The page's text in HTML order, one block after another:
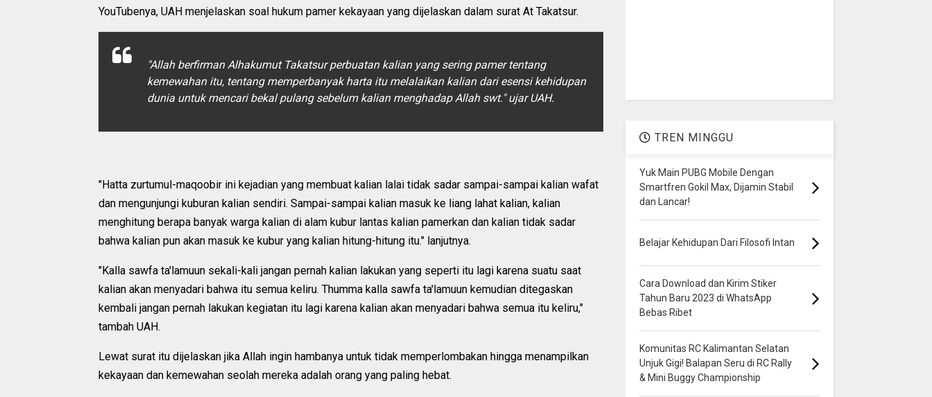
YouTubenya, UAH menjelaskan soal hukum pamer kekayaan yang dijelaskan dalam surat At Takatsur.
"Allah berfirman Alhakumut Takatsur perbuatan kalian yang sering pamer tentang
kemewahan itu, tentang memperbanyak harta itu melalaikan kalian dari esensi kehidupan
dunia untuk mencari bekal pulang sebelum kalian menghadap Allah swt." ujar UAH.
"Hatta zurtumul-maqoobir ini kejadian yang membuat kalian lalai tidak sadar sampai-sampai kalian wafat
dan mengunjungi kuburan kalian sendiri. Sampai-sampai kalian masuk ke liang lahat kalian, kalian
menghitung berapa banyak warga kalian di alam kubur lantas kalian pamerkan dan kalian tidak sadar
bahwa kalian pun akan masuk ke kubur yang kalian hitung-hitung itu." lanjutnya.
"Kalla sawfa ta'lamuun sekali-kali jangan pernah kalian lakukan yang seperti itu lagi karena suatu saat
kalian akan menyadari bahwa itu semua keliru. Thumma kalla sawfa ta'lamuun kemudian ditegaskan
kembali jangan pernah lakukan kegiatan itu lagi karena kalian akan menyadari bahwa semua itu keliru,"
tambah UAH.
Lewat surat itu dijelaskan jika Allah ingin hambanya untuk tidak memperlombakan hingga menampilkan
kekayaan dan kemewahan seolah mereka adalah orang yang paling hebat.
TREN MINGGU
Yuk Main PUBG Mobile Dengan
Smartfren Gokil Max, Dijamin Stabil
dan Lancar!
Belajar Kehidupan Dari Filosofi Intan
Cara Download dan Kirim Stiker
Tahun Baru 2023 di WhatsApp
Bebas Ribet
Komunitas RC Kalimantan Selatan
Unjuk Gigi! Balapan Seru di RC Rally
& Mini Buggy Championship